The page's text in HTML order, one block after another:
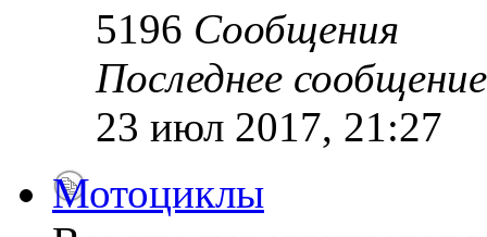
5196 Сообщения
Последнее сообщение
23 июл 2017, 21:27
Мотоциклы